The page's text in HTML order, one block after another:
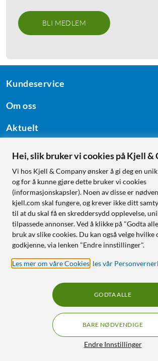
BLI MEDLEM
Kundeservice
Om oss
Aktuelt
Følg oss
Handle fra:
Sverige
Norge
RÅD OG TILBEHØR TIL
HJEMMEELEKTRONIKK
Hei, slik bruker vi cookies på Kjell &
Vi hos Kjell & Company ønsker å gi deg en
og for å kunne gjøre dette bruker vi cookies
(informasjonskapsler). Noen av disse er
kjell.com skal fungere, og krever ikke ditt
til at du skal få en skreddersydd opplevelse,
tilpassede annonser. Ved å klikke på "Godta
bruk av slike cookies. Du kan også velge hvilke
godkjenne, via lenken "Endre innstillinger".
Les mer om våre Cookies les vår
Endre Innstillinger
BARE NØDVENDIGE
GODTA ALLE